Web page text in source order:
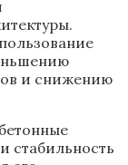
и снижению
стабильность